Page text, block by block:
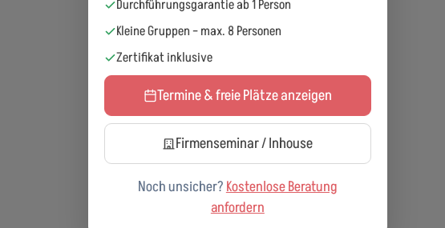
Durchführungsgarantie ab 1 Person
Kleine Gruppen – max. 8 Personen
Zertifikat inklusive
Termine & freie Plätze anzeigen
Firmenseminar / Inhouse
Noch unsicher?Kostenlose Beratung
anfordern